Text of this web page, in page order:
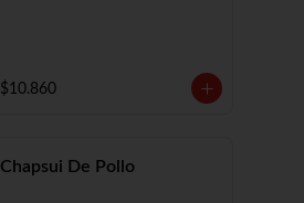
$10.860
Chapsui De Pollo